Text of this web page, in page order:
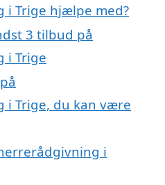
i Trige hjælpe med?
3 tilbud på
i Trige
i Trige, du kan være
i